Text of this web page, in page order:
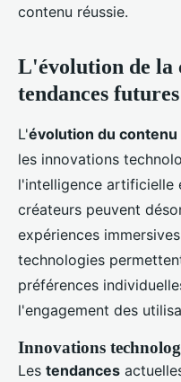
contenu réussie.
L'évolution de la
tendances futures
L'évolution du contenu
les innovations
l'intelligence artificielle
créateurs peuvent
expériences
technologies
préférences
l'engagement des
Innovations
Les tendances